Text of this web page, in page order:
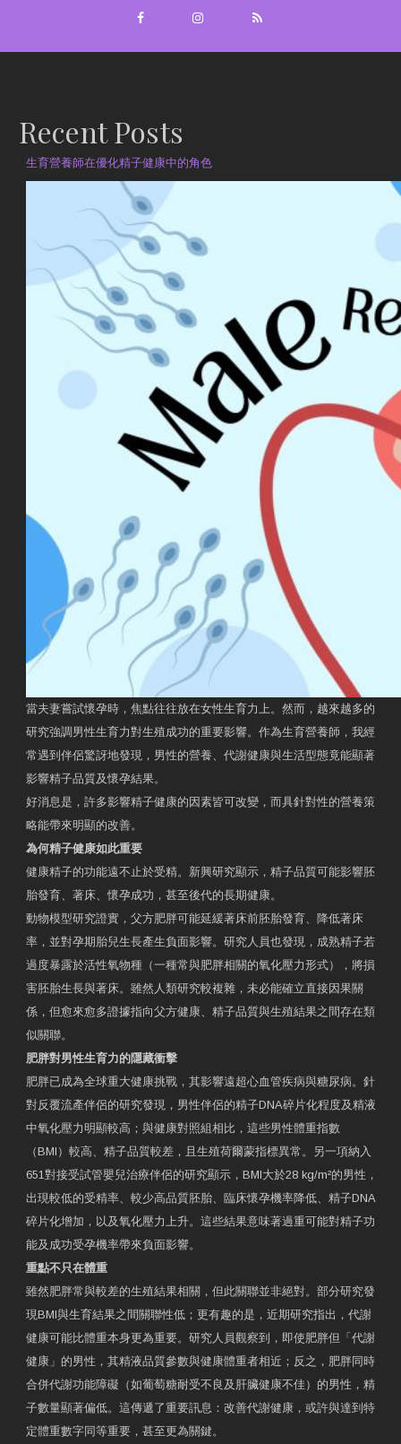
Recent Posts
生育營養師在優化精子健康中的角色
當夫妻嘗試懷孕時，焦點往往放在女性生育力上。然而，越來越多的
研究強調男性生育力對生殖成功的重要影響。作為生育營養師，我經
常遇到伴侶驚訝地發現，男性的營養、代謝健康與生活型態竟能顯著
影響精子品質及懷孕結果。
好消息是，許多影響精子健康的因素皆可改變，而具針對性的營養策
略能帶來明顯的改善。
為何精子健康如此重要
健康精子的功能遠不止於受精。新興研究顯示，精子品質可能影響胚
胎發育、著床、懷孕成功，甚至後代的長期健康。
動物模型研究證實，父方肥胖可能延緩著床前胚胎發育、降低著床
率，並對孕期胎兒生長產生負面影響。研究人員也發現，成熟精子若
過度暴露於活性氧物種（一種常與肥胖相關的氧化壓力形式），將損
害胚胎生長與著床。雖然人類研究較複雜，未必能確立直接因果關
係，但愈來愈多證據指向父方健康、精子品質與生殖結果之間存在類
似關聯。
肥胖對男性生育力的隱藏衝擊
肥胖已成為全球重大健康挑戰，其影響遠超心血管疾病與糖尿病。針
對反覆流產伴侶的研究發現，男性伴侶的精子DNA碎片化程度及精液
中氧化壓力明顯較高；與健康對照組相比，這些男性體重指數
（BMI）較高、精子品質較差，且生殖荷爾蒙指標異常。另一項納入
651對接受試管嬰兒治療伴侶的研究顯示，BMI大於28 kg/m²的男性，
出現較低的受精率、較少高品質胚胎、臨床懷孕機率降低、精子DNA
碎片化增加，以及氧化壓力上升。這些結果意味著過重可能對精子功
能及成功受孕機率帶來負面影響。
重點不只在體重
雖然肥胖常與較差的生殖結果相關，但此關聯並非絕對。部分研究發
現BMI與生育結果之間關聯性低；更有趣的是，近期研究指出，代謝
健康可能比體重本身更為重要。研究人員觀察到，即使肥胖但「代謝
健康」的男性，其精液品質參數與健康體重者相近；反之，肥胖同時
合併代謝功能障礙（如葡萄糖耐受不良及肝臟健康不佳）的男性，精
子數量顯著偏低。這傳遞了重要訊息：改善代謝健康，或許與達到特
定體重數字同等重要，甚至更為關鍵。